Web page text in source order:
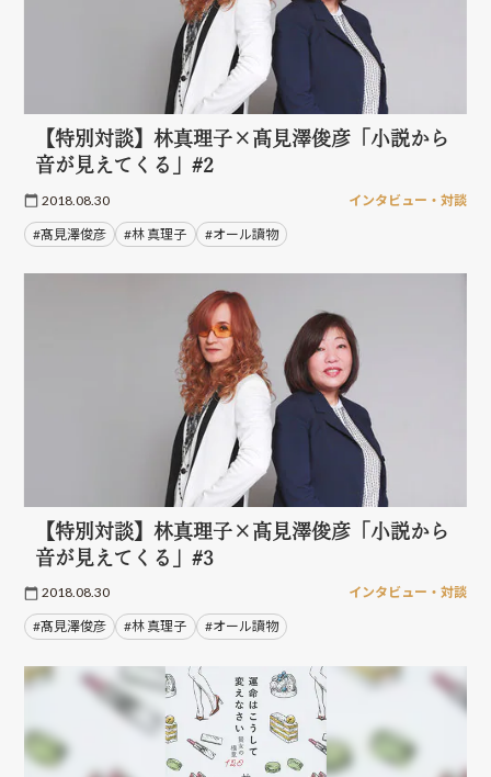
【特別対談】林真理子×髙見澤俊彦「小説から
音が見えてくる」#2
2018.08.30 インタビュー・対談
#髙見澤俊彦 #林 真理子 #オール讀物
【特別対談】林真理子×髙見澤俊彦「小説から
音が見えてくる」#3
2018.08.30 インタビュー・対談
#髙見澤俊彦 #林 真理子 #オール讀物